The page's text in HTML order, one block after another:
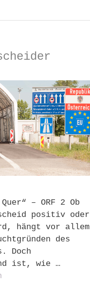
– ORF 2 Ob
positiv oder
hängt vor allem
des
Doch
ist, wie …